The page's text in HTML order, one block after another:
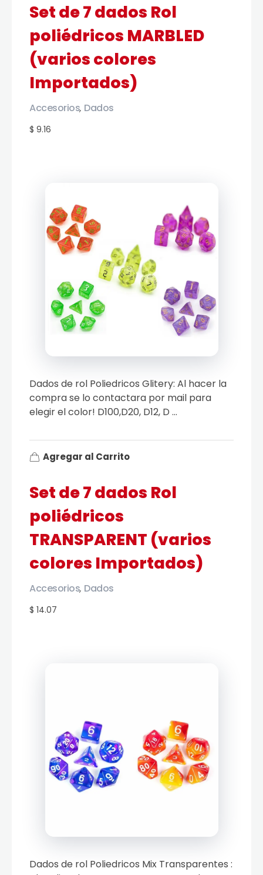
Set de 7 dados Rol
poliédricos MARBLED
(varios colores
Importados)
$ 9.16
Accesorios, Dados
Set de 7 dados Rol
poliédricos
TRANSPARENT (varios
colores Importados)
$ 14.07
Accesorios, Dados
Dados de rol Poliedricos Glitery: Al hacer la
compra se lo contactara por mail para
elegir el color! D100,D20, D12, D ...
Agregar al Carrito
Dados de rol Poliedricos Mix Transparentes :